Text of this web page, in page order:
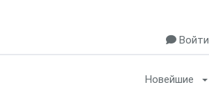
Войти
Новейшие